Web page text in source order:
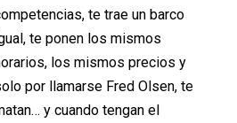
te trae un barco
te ponen los mismos
los mismos precios y
por llamarse Fred Olsen, te
y cuando tengan el